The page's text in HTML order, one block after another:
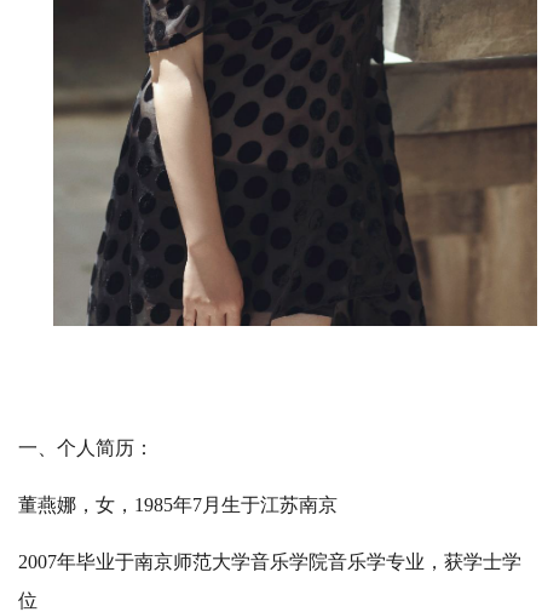
一、个人简历：
董燕娜，女，1985年7月生于江苏南京
2007年毕业于南京师范大学音乐学院音乐学专业，获学士学
位